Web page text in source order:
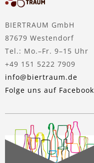
BIERTRAUM GmbH
87679 Westendorf
Tel.: Mo.–Fr. 9–15 Uhr
+49 151 5222 7909
info@biertraum.de
Folge uns auf Facebook